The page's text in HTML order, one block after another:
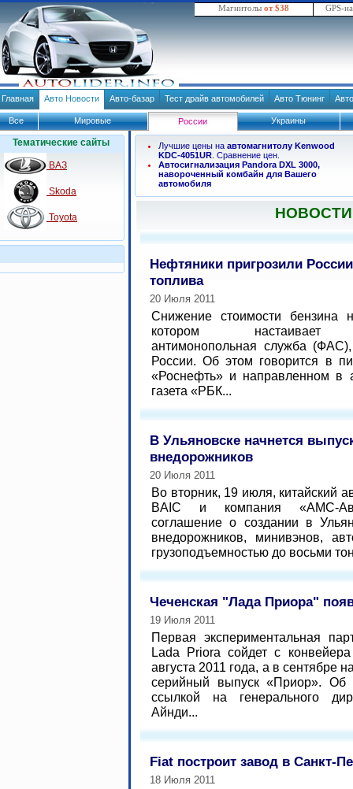
Магнитолы от $38 GPS-
Главная Авто Новости Авто-базар Тест драйв автомобилей Авто Тюнинг
Все Мировые России Украины
Тематические сайты
ВАЗ
Skoda
Toyota
Лучшие цены на автомагнитолу Kenwood
KDC-4051UR . Сравнение цен.
Автосигнализация Pandora DXL 3000,
навороченный комбайн для Вашего
автомобиля
Нефтяники пригрозили
топлива
20 Июля 2011
Снижение стоимости бензина
котором настаивает
антимонопольная служба
России. Об этом говорится в
«Роснефть» и направленном в
газета «РБК...
В Ульяновске начнется
внедорожников
20 Июля 2011
Во вторник, 19 июля, китайский
BAIC и компания «АМС-
соглашение о создании в
внедорожников, минивэнов,
грузоподъемностью до восьми
Чеченская "Лада Приора"
19 Июля 2011
Первая экспериментальная
Lada Priora сойдет с
августа 2011 года, а в сентябре
серийный выпуск «Приор».
ссылкой на генерального
Айнди...
Fiat построит завод в Санкт-
18 Июля 2011